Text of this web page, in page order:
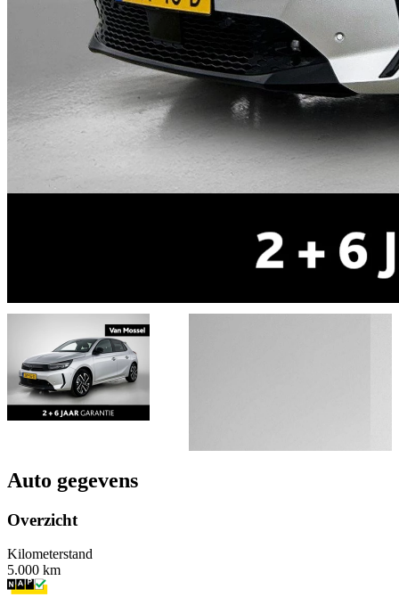
Auto gegevens
Overzicht
Kilometerstand
5.000 km